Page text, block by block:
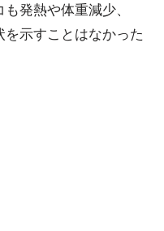
発熱や体重減少、
示すことはなかった